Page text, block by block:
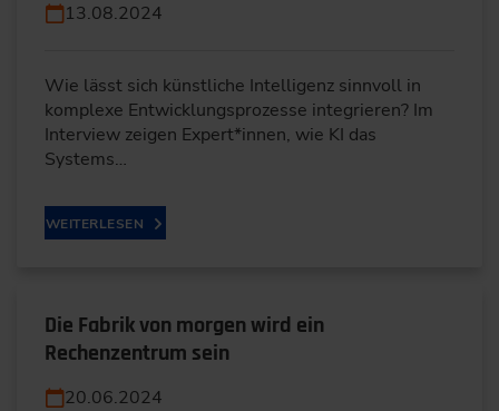
13.08.2024
Wie lässt sich künstliche Intelligenz sinnvoll in
komplexe Entwicklungsprozesse integrieren? Im
Interview zeigen Expert*innen, wie KI das
Systems…
WEITERLESEN
Die Fabrik von morgen wird ein
Rechenzentrum sein
20.06.2024